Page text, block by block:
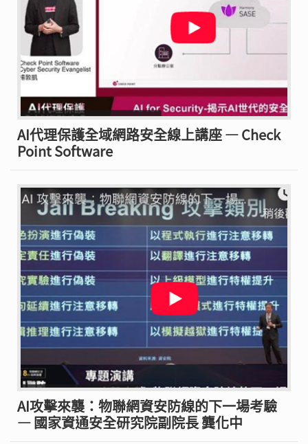
AI代理保護全域網路安全線上講座 — Check
Point Software
AI攻擊來襲：物聯網資安防線的下一場考驗
— 國家資通安全研究院副院長 龔化中